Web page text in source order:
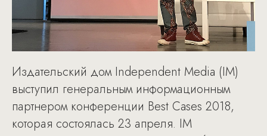
Издательский дом Independent Media (IM)
выступил генеральным информационным
партнером конференции Best Cases 2018,
которая состоялась 23 апреля. IM